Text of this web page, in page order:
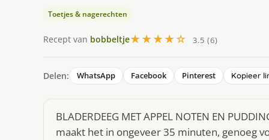
Toetjes & nagerechten
Recept van bobbeltje★★★★☆ 3.5 (6)
Delen: WhatsApp Facebook Pinterest Kopieer
BLADERDEEG MET APPEL NOTEN EN
maakt het in ongeveer 35 minuten, genoeg